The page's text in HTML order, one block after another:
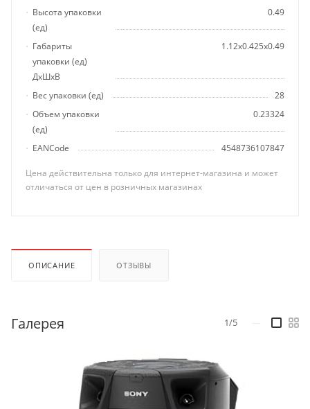
Высота упаковки
(ед)
0.49
Габариты
упаковки (ед)
ДхШхВ
1.12x0.425x0.49
Вес упаковки (ед)
28
Объем упаковки
(ед)
0.23324
EANCode 4548736107847
Цена действительна только для интернет-магазина и может
отличаться от цен в розничных магазинах
ОПИСАНИЕ ОТЗЫВЫ
Галерея 1/5